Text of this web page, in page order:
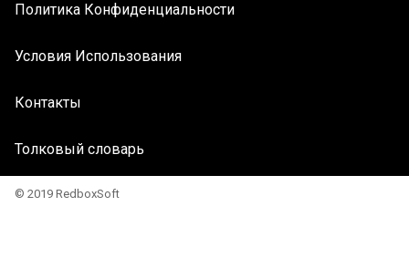
Политика Конфиденциальности
Условия Использования
Контакты
Толковый словарь
© 2019 RedboxSoft